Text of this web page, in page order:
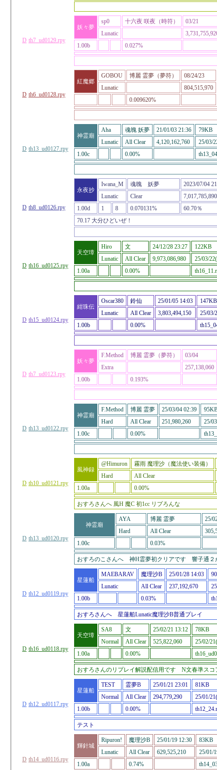
D th7_ud0129.rpy
妖々夢
sp0 十六夜 咲夜（時符）
03/21
Lunatic
1.00b
0.027%
D th6_ud0128.rpy
紅魔郷
GOBOU 博麗 霊夢（夢符）
08/24/23
Lunatic
804,515,970
0.009620%
D th13_ud0127.rpy
神霊廟
Aha 魂魄 妖夢 21/01/03 21:36
79KB
Lunatic
All Clear 4,120,162,760
25/03/
1.00c
0.00%
D th8_ud0126.rpy
永夜抄
Iwana_M 魂魄 妖夢
2023/07/04
Lunatic
Clear
7,017,785,890
1.00d
1 8 0.070131%
60.70％
70.17 大分ひどいぜ！
D th16_ud0125.rpy
天空璋
Hiro 文 24/12/28 23:27
122KB
Lunatic
All Clear 9,973,086,980
25/03/
1.00a
0.00%
D th15_ud0124.rpy
紺珠伝
Oscar380 鈴仙 25/01/05 14:03
147KB
Lunatic
All Clear 3,803,494,150
25/03/
1.00b
0.00%
D th7_ud0123.rpy
妖々夢
F.Method 博麗 霊夢（夢符）
03/04
Extra
257,138,060
1.00b
0.193%
D th13_ud0122.rpy
神霊廟
F.Method 博麗 霊夢 25/03/04 02:39
Hard
All Clear 251,980,260
25/
1.00c
0.00%
D th10_ud0121.rpy
風神録
@Himuron
霧雨 魔理沙（魔法使い装備）
Hard
All Clear
1.00a
0.00%
おすろさんへ 風H 魔C 初1cc リプろんな
D th13_ud0120.rpy
神霊廟
AYA 博麗 霊夢
25/
Hard
All Clear
1.00c
0.03%
おすろのこさんへ 神H霊夢初クリアです 響子通２
D th12_ud0119.rpy
星蓮船
MAEBARAV 魔理沙B 25/01/28 14:03
Lunatic
All Clear 237,192,670
1.00b
0.03%
おすろさんへ 星蓮船Lunatic魔理沙B普通プレイ
D th16_ud0118.rpy
天空璋
SA8 文 25/02/21 13:12
78KB
Normal
All Clear 525,822,060
25/02/
1.00a
0.00%
おすろさんのリプレイ解説配信用です N文春準スコ
D th12_ud0117.rpy
星蓮船
TEST 霊夢B 25/01/21 23:01
81KB
Normal
All Clear 294,779,290
25/01/
1.00b
0.00%
テスト
D th14_ud0116.rpy
輝針城
Ripuron! 魔理沙B 25/01/19 12:30
83KB
Lunatic
All Clear 629,525,210
25/01/
1.00a
0.74%